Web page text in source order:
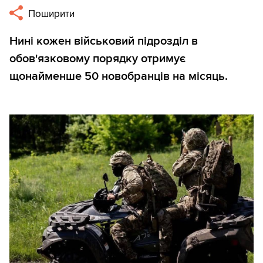
Поширити
Нині кожен військовий підрозділ в
обов'язковому порядку отримує
щонайменше 50 новобранців на місяць.